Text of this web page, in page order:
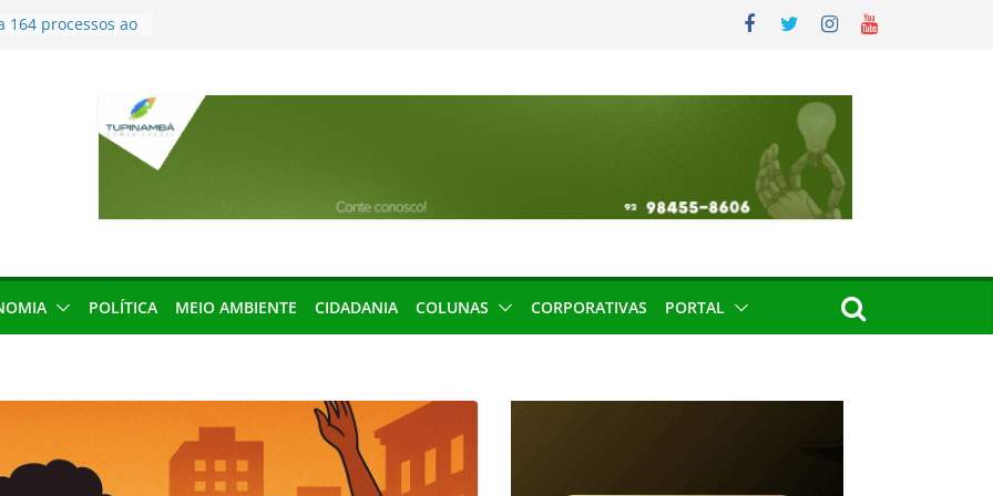
164 processos ao
por
pública
condenação e ex-
devolverá quase
para
e contábil do
POLÍTICA MEIO AMBIENTE CIDADANIA COLUNAS CORPORATIVAS PORTAL